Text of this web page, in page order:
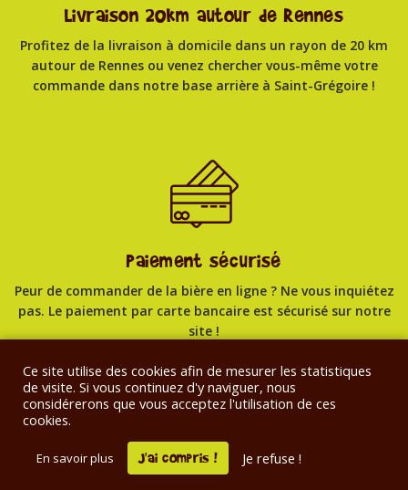
Livraison 20km autour de Rennes
Profitez de la livraison à domicile dans un rayon de 20 km
autour de Rennes ou venez chercher vous-même votre
commande dans notre base arrière à Saint-Grégoire !
Paiement sécurisé
Peur de commander de la bière en ligne ? Ne vous inquiétez
pas. Le paiement par carte bancaire est sécurisé sur notre
site !
L’abus d’alcool est dangereux pour la santé, à consommer avec
femmes enceintes.
La vente d'alcool est interdite aux mineurs de moins de 18 ans. En
Ce site utilise des cookies afin de mesurer les statistiques
de visite. Si vous continuez d'y naviguer, nous
considérerons que vous acceptez l'utilisation de ces
cookies.
En savoir plus J'ai compris ! Je refuse !